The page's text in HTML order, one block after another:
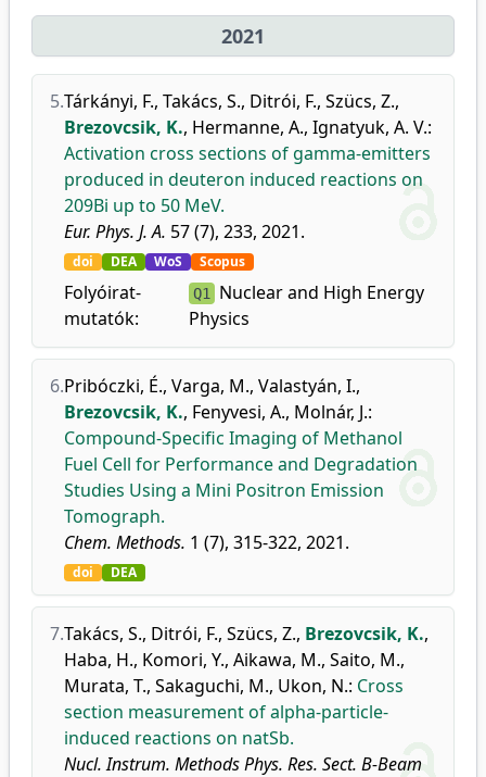
2021
5.Tárkányi, F., Takács, S., Ditrói, F., Szücs, Z.,
Brezovcsik, K., Hermanne, A., Ignatyuk, A. V.:
Activation cross sections of gamma-emitters
produced in deuteron induced reactions on
209Bi up to 50 MeV.
Eur. Phys. J. A. 57 (7), 233, 2021.
doi DEA WoS Scopus
Folyóirat-
mutatók:
Q1
Nuclear and High Energy
Physics
6.Pribóczki, É., Varga, M., Valastyán, I.,
Brezovcsik, K., Fenyvesi, A., Molnár, J.:
Compound-Specific Imaging of Methanol
Fuel Cell for Performance and Degradation
Studies Using a Mini Positron Emission
Tomograph.
Chem. Methods. 1 (7), 315-322, 2021.
doi DEA
7.Takács, S., Ditrói, F., Szücs, Z., Brezovcsik, K.,
Haba, H., Komori, Y., Aikawa, M., Saito, M.,
Murata, T., Sakaguchi, M., Ukon, N.: Cross
section measurement of alpha-particle-
induced reactions on natSb.
Nucl. Instrum. Methods Phys. Res. Sect. B-Beam